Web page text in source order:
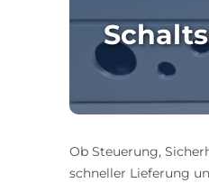
Ob Steuerung,
schneller Lieferung